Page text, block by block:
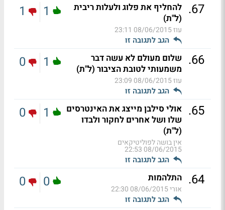
67
. להחליף את פלוג ולעלות ריבית
(ל"ת)
עוז08/06/2015 23:11
הגב לתגובה זו
1
1
66
. שלום מעולם לא עשה דבר
משמעותי לטובת הציבור (ל"ת)
עוז08/06/2015 23:09
הגב לתגובה זו
1
0
65
. אולי סילבן מייצג את האינטרסים
שלו ושל אחרים לחקור ולבדו
(ל"ת)
אין בושה לפוליטיקאים
08/06/2015 22:53
הגב לתגובה זו
1
0
64
. התלהמות
אורי08/06/2015 22:30
הגב לתגובה זו
0
0